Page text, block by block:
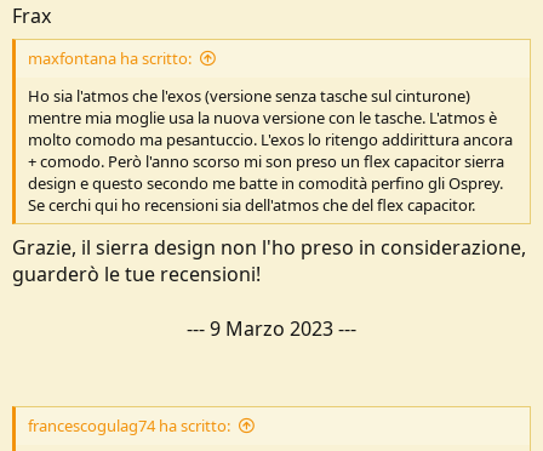
Frax
maxfontana ha scritto:
Ho sia l'atmos che l'exos (versione senza tasche sul cinturone)
mentre mia moglie usa la nuova versione con le tasche. L'atmos è
molto comodo ma pesantuccio. L'exos lo ritengo addirittura ancora
+ comodo. Però l'anno scorso mi son preso un flex capacitor sierra
design e questo secondo me batte in comodità perfino gli Osprey.
Se cerchi qui ho recensioni sia dell'atmos che del flex capacitor.
Grazie, il sierra design non l'ho preso in considerazione,
guarderò le tue recensioni!
---9 Marzo 2023---
francescogulag74 ha scritto: